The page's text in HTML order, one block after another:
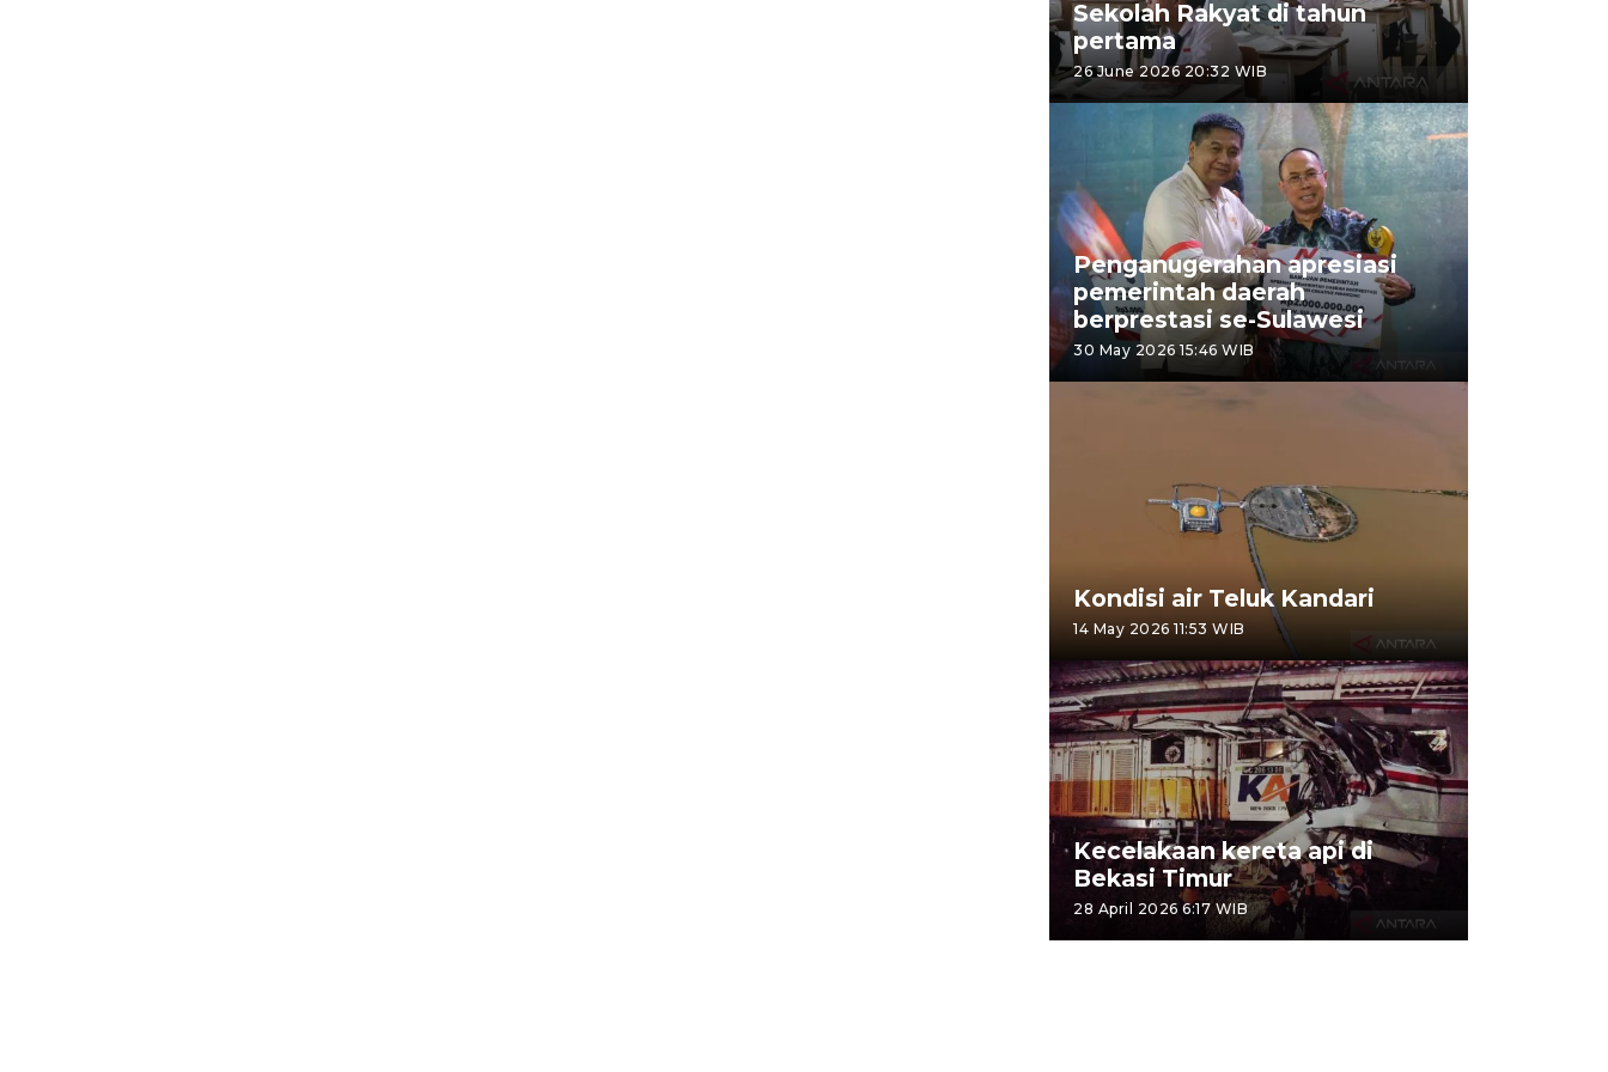
Sekolah Rakyat di tahun
pertama
26 June 2026 20:32 WIB
Penganugerahan apresiasi
pemerintah daerah
berprestasi se-Sulawesi
30 May 2026 15:46 WIB
Kondisi air Teluk Kandari
14 May 2026 11:53 WIB
Kecelakaan kereta api di
Bekasi Timur
28 April 2026 6:17 WIB